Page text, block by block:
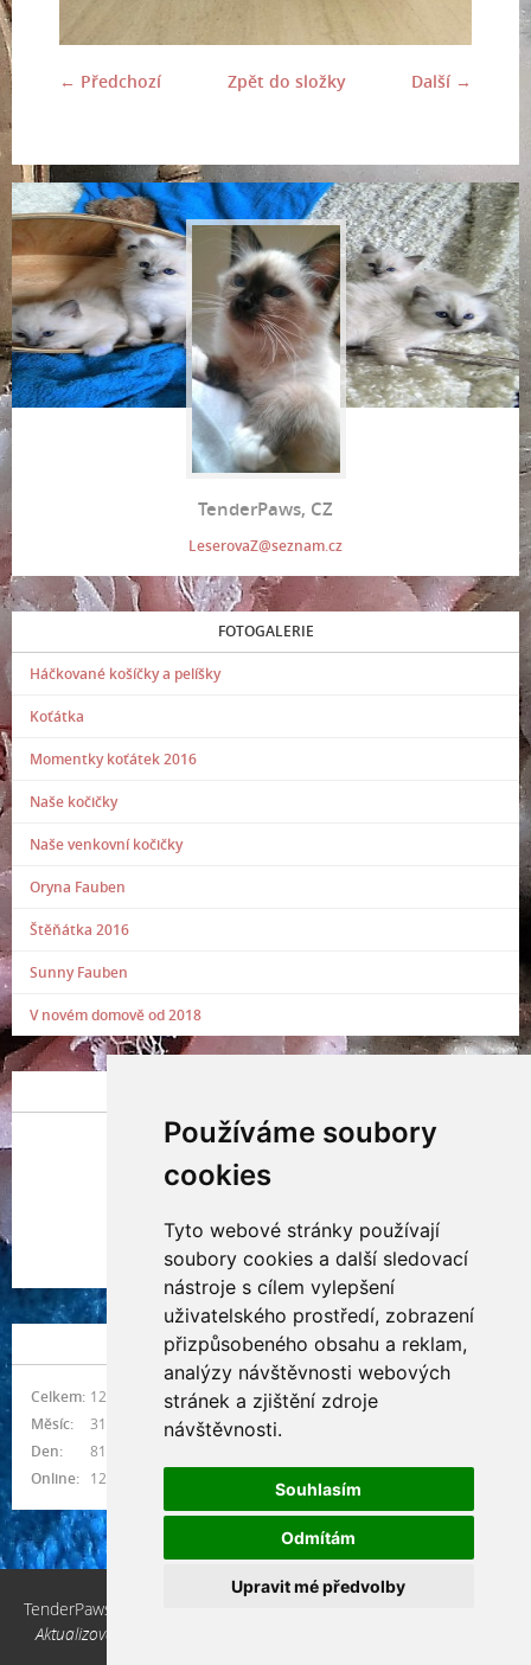
Používáme soubory
cookies
Tyto webové stránky používají
soubory cookies a další sledovací
nástroje s cílem vylepšení
uživatelského prostředí, zobrazení
přizpůsobeného obsahu a reklam,
analýzy návštěvnosti webových
stránek a zjištění zdroje
návštěvnosti.
Souhlasím
Odmítám
Upravit mé předvolby
← Předchozí Další →
Zpět do složky
TenderPaws, CZ
LeserovaZ@seznam.cz
FOTOGALERIE
Háčkované košíčky a pelíšky
Koťátka
Momentky koťátek 2016
Naše kočičky
Naše venkovní kočičky
Oryna Fauben
Štěňátka 2016
Sunny Fauben
V novém domově od 2018
Indianna Ryve
Nostra, CZ
NÁVŠTĚVNOST
Online: 12
Celkem: 1216226
Měsíc:
31337
Den:
818
TenderPaws, CZ © 2026 eStránky.cz
Aktualizováno: 10. 3. 2026